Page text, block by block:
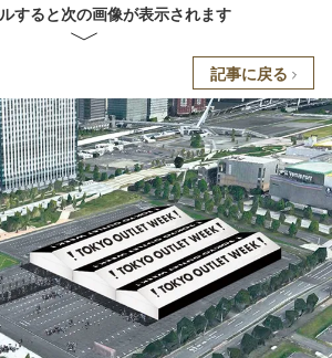
すると次の画像が表示されます
記事に戻る